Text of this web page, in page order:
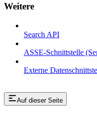
Weitere
Search API
ASSE-Schnittstelle
Externe
Auf dieser Seite